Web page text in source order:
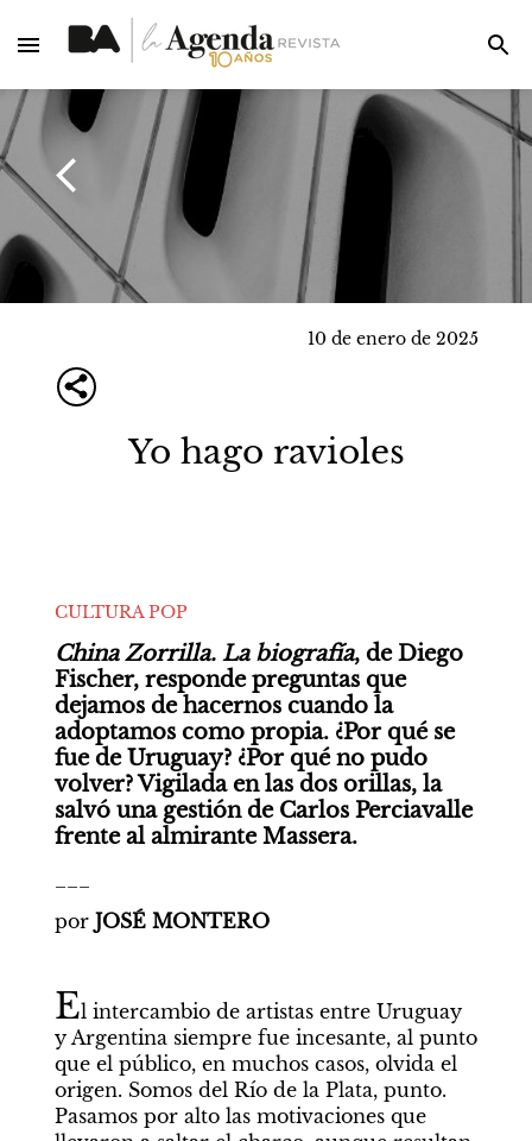
10 de enero de 2025
Yo hago ravioles
CULTURA POP
China Zorrilla. La biografía, de Diego
Fischer, responde preguntas que
dejamos de hacernos cuando la
adoptamos como propia. ¿Por qué se
fue de Uruguay? ¿Por qué no pudo
volver? Vigilada en las dos orillas, la
salvó una gestión de Carlos Perciavalle
frente al almirante Massera.
por JOSÉ MONTERO
El intercambio de artistas entre Uruguay
y Argentina siempre fue incesante, al punto
que el público, en muchos casos, olvida el
origen. Somos del Río de la Plata, punto.
Pasamos por alto las motivaciones que